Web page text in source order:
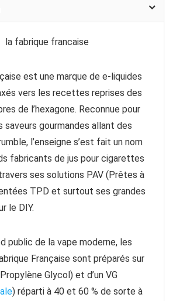
est une marque de e-liquides
vers les recettes reprises des
de l’hexagone. Reconnue pour
saveurs gourmandes allant des
l’enseigne s’est fait un nom
fabricants de jus pour cigarettes
ses solutions PAV (Prêtes à
TPD et surtout ses grandes
le DIY.
public de la vape moderne, les
Française sont préparés sur
Glycol) et d’un VG
) réparti à 40 et 60 % de sorte à